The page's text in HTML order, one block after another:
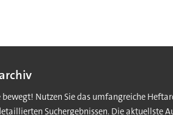
bewegt! Nutzen Sie das umfangreiche
Suchergebnissen. Die aktuellste